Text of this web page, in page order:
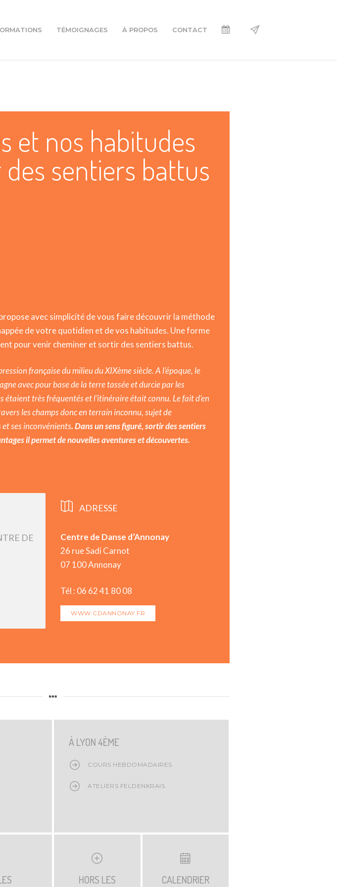
TÉMOIGNAGES À PROPOS CONTACT
et nos habitudes
sentiers battus
avec simplicité de vous faire découvrir la méthode
de votre quotidien et de vos habitudes. Une forme
pour venir cheminer et sortir des sentiers battus.
française du milieu du XIXème siècle. A l’époque, le
avec pour base de la terre tassée et durcie par les
très fréquentés et l’itinéraire était connu. Le fait d’en
les champs donc en terrain inconnu, sujet de
ses inconvénients. Dans un sens figuré, sortir des sentiers
il permet de nouvelles aventures et découvertes.
DE
ADRESSE
Centre de Danse d’Annonay
26 rue Sadi Carnot
07 100 Annonay
Tél : 06 62 41 80 08
WWW.CDANNONAY.FR
À LYON 4ÈME
COURS HEBDOMADAIRES
ATELIERS FELDENKRAIS
HORS LES CALENDRIER